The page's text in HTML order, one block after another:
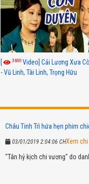
[ 3600 Video] Cải Lương Xưa
- Vũ Linh, Tài Linh, Trọng Hữu
Châu Tinh Trì hứa hẹn phim
03/01/2019 2:04:06 CH
"Tân hỷ kịch chi vương" do
Xem